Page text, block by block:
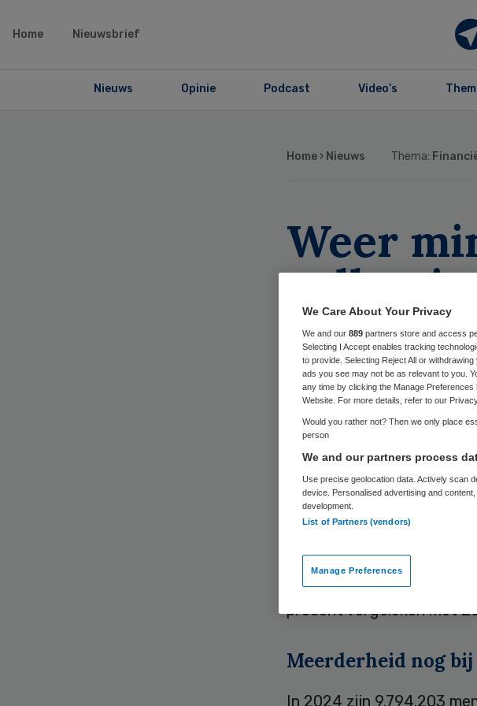
Home Nieuwsbrief
Nieuws Opinie Podcast Video’s
Home › Nieuws Thema:
Weer
Skipr Redactie
Het aantal collectieve
onderzoeksinstituutNivel.
meestal aangeboden
met 11,4 procent
procent vergeleken met
Meerderheid nog
In 2024 zijn 9.794.203
We Care About Your Privacy
We and our 889 partners store and access
Selecting I Accept enables tracking
to provide. Selecting Reject All or
ads you see may not be as relevant to you.
any time by clicking the Manage
Website. For more details, refer to our
Would you rather not? Then we only place
person
We and our partners process
Use precise geolocation data. Actively scan
device. Personalised advertising and
development.
List of Partners (vendors)
Manage Preferences